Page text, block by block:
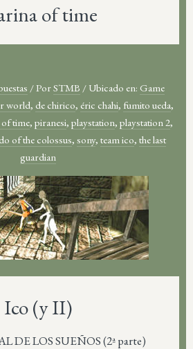
of time
/PorSTMB / Ubicado en: Game
world, de chirico, éric chahi, fumito ueda,
time, piranesi, playstation, playstation 2,
of the colossus, sony, team ico, the last
guardian
Ico (y II)
DE LOS SUEÑOS (2ª parte)